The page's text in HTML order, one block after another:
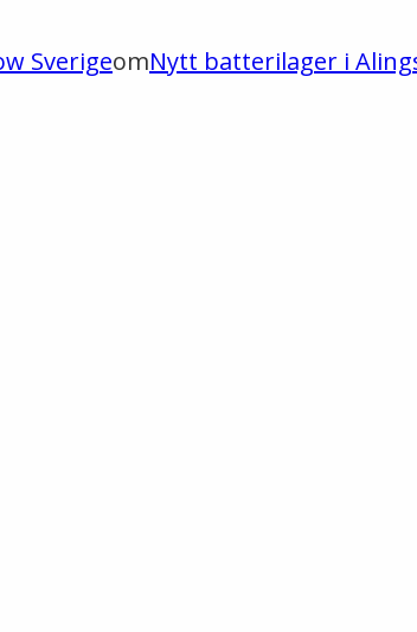
SverigeomNytt batterilager i